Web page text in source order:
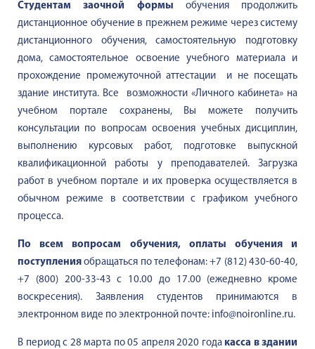
Студентам заочной формы обучения продолжить
дистанционное обучение в прежнем режиме через систему
дистанционного обучения, самостоятельную подготовку
дома, самостоятельное освоение учебного материала и
прохождение промежуточной аттестации и не посещать
здание института. Все возможности «Личного кабинета» на
учебном портале сохранены, Вы можете получить
консультации по вопросам освоения учебных дисциплин,
выполнению курсовых работ, подготовке выпускной
квалификационной работы у преподавателей. Загрузка
работ в учебном портале и их проверка осуществляется в
обычном режиме в соответствии с графиком учебного
процесса.
По всем вопросам обучения, оплаты обучения и
поступления обращаться по телефонам: +7 (812) 430-60-40,
+7 (800) 200-33-43 с 10.00 до 17.00 (ежедневно кроме
воскресения). Заявления студентов принимаются в
электронном виде по электронной почте: info@noironline.ru.
В период с 28 марта по 05 апреля 2020 годакасса в здании